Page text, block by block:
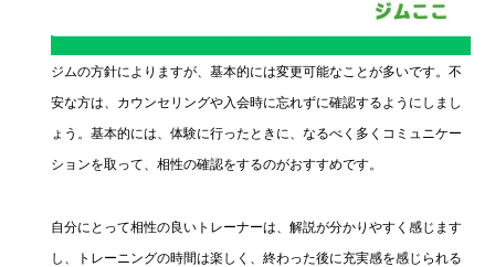
ジムの方針によりますが、基本的には変更可能なことが多いです。不
安な方は、カウンセリングや入会時に忘れずに確認するようにしまし
ょう。基本的には、体験に行ったときに、なるべく多くコミュニケー
ションを取って、相性の確認をするのがおすすめです。
自分にとって相性の良いトレーナーは、解説が分かりやすく感じます
し、トレーニングの時間は楽しく、終わった後に充実感を感じられる